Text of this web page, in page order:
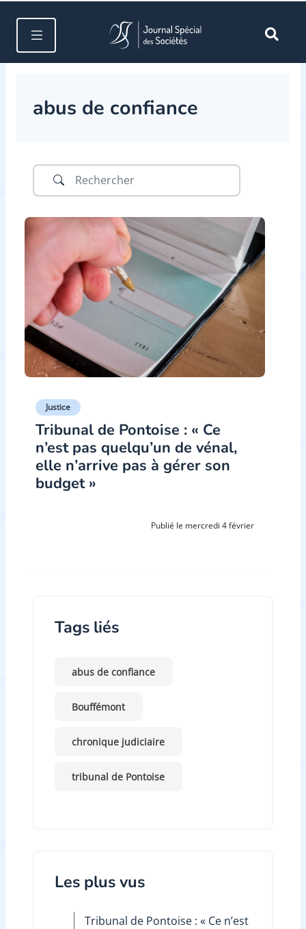
abus de confiance
Justice
Tribunal de Pontoise : « Ce
n’est pas quelqu’un de vénal,
elle n’arrive pas à gérer son
budget »
Publié le mercredi 4 février
Tags liés
abus de confiance
Bouffémont
chronique judiciaire
tribunal de Pontoise
Les plus vus
Tribunal de Pontoise : « Ce n’est